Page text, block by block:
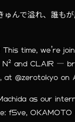
んで溢れ、誰も
time, we’re
and CLAIR —
@zerotokyo on
as our
f5ve,